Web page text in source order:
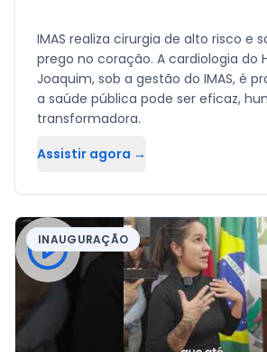
IMAS realiza cirurgia de alto risco e
prego no coração. A cardiologia do
Joaquim, sob a gestão do IMAS, é
a saúde pública pode ser eficaz,
transformadora.
Assistir agora →
INAUGURAÇÃO